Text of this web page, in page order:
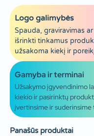
Logo galimybės
Spauda, graviravimas
išrinkti tinkamus
užsakoma kiekį ir
Gamyba ir terminai
Užsakymo įgyvendinimo
kiekio ir pasirinktų
įvertinsime ir suderinsime
Panašūs produktai